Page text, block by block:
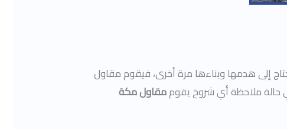
إلى هدمها وبناءها مرة أخرى، فيقوم مقاول
حالة ملاحظة أي شروخ يقوممقاول مكة